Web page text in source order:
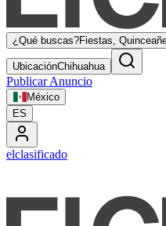
¿Qué buscas?Fiestas,
UbicaciónChihuahua
Publicar Anuncio
México
ES
elclasificado